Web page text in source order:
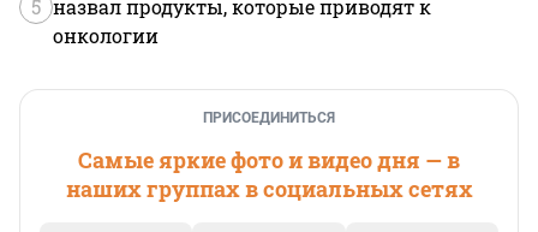
5 назвал продукты, которые приводят к
онкологии
ПРИСОЕДИНИТЬСЯ
Самые яркие фото и видео дня — в
наших группах в социальных сетях